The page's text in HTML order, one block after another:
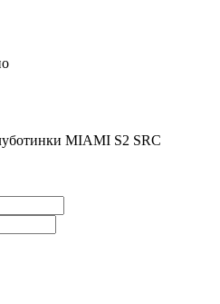
MIAMI S2 SRC